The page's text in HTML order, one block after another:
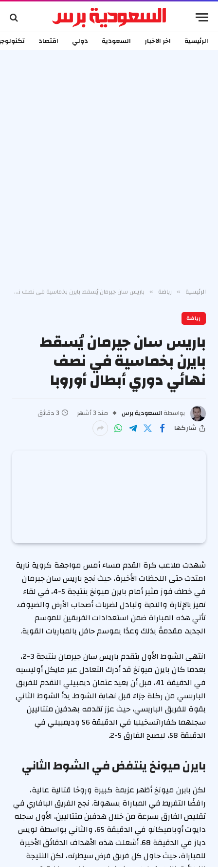
الرئيسية اخر الاخبار السعودية دولي اقتصاد
الرئيسية » رياضة » باريس سان جيرمان يُسقط بايرن بخماسية في نصف نهائي دوري أبطال أوروبا
رياضة
باريس سان جيرمان يُسقط
بايرن بخماسية في نصف
نهائي دوري أبطال أوروبا
بواسطة السعودية برس منذ 3 أشهر
3 دقائق
شاركها
شهدت ملاعب كرة القدم مساء أمس مواجهة كروية نارية
امتدت حتى اللحظات الأخيرة، حيث نجح باريس سان جيرمان
في خطف فوز مثير أمام بايرن ميونخ بنتيجة 5-4، في لقاء
تميز بالإثارة والندية وتبادل لضربات أصحاب الأرض والضيوف.
تأتي هذه المباراة ضمن استعدادات الفريقين للموسم
الجديد، مقدمةً بذلك وعدًا بموسم حافل بالمباريات القوية.
انتهى الشوط الأول بتقدم باريس سان جيرمان بنتيجة 3-2،
بعدما كان بايرن ميونخ قد أدرك التعادل عبر مايكل أوليسيه
في الدقيقة 41، قبل أن يعيد عثمان ديمبيلي التقدم للفريق
الباريسي من ركلة جزاء قبل نهاية الشوط. بدأ الشوط الثاني
بقوة للفريق الباريسي، حيث عزز تقدمه بهدفين متتاليين
سجلهما كفاراتسخيليا في الدقيقة 56 وديمبيلي في
الدقيقة 58، ليصبح الفارق 5-2.
بايرن ميونخ ينتفض في الشوط الثاني
لكن بايرن ميونخ أظهر عزيمة كبيرة وروحًا قتالية عالية،
رافضًا التفريط في المباراة بسهولة. نجح الفريق البافاري في
تقليص الفارق بسرعة من خلال هدفين متتاليين، الأول سجله
دايوت أوباميكانو في الدقيقة 65، والثاني بواسطة لويس
دياز في الدقيقة 68. أشعلت هذه الأهداف الدقائق الأخيرة
للمباراة، حيث حاول كل فريق فرض سيطرته، لكن النتيجة